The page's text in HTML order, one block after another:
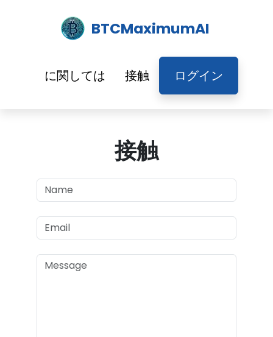
BTCMaximumAI
に関しては 接触 ログイン
接触